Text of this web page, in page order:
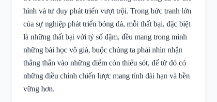
hình và tư duy phát triển vượt trội. Trong bức tranh lớn
của sự nghiệp phát triển bóng đá, mỗi thất bại, đặc biệt
là những thất bại với tỷ số đậm, đều mang trong mình
những bài học vô giá, buộc chúng ta phải nhìn nhận
thẳng thắn vào những điểm còn thiếu sót, để từ đó có
những điều chỉnh chiến lược mang tính dài hạn và bền
vững hơn.